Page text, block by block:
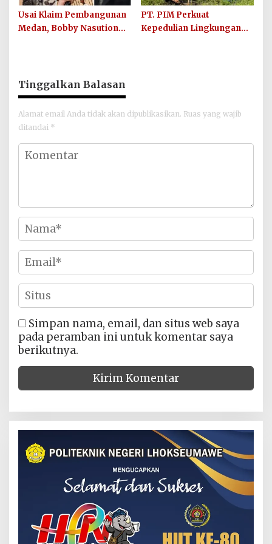
Usai Klaim Pembangunan
Medan, Bobby Nasution
PT. PIM Perkuat
Kepedulian Lingkungan
Tinggalkan Balasan
Alamat email Anda tidak akan dipublikasikan. Ruas yang wajib
ditandai *
Simpan nama, email, dan situs web saya
pada peramban ini untuk komentar saya
berikutnya.